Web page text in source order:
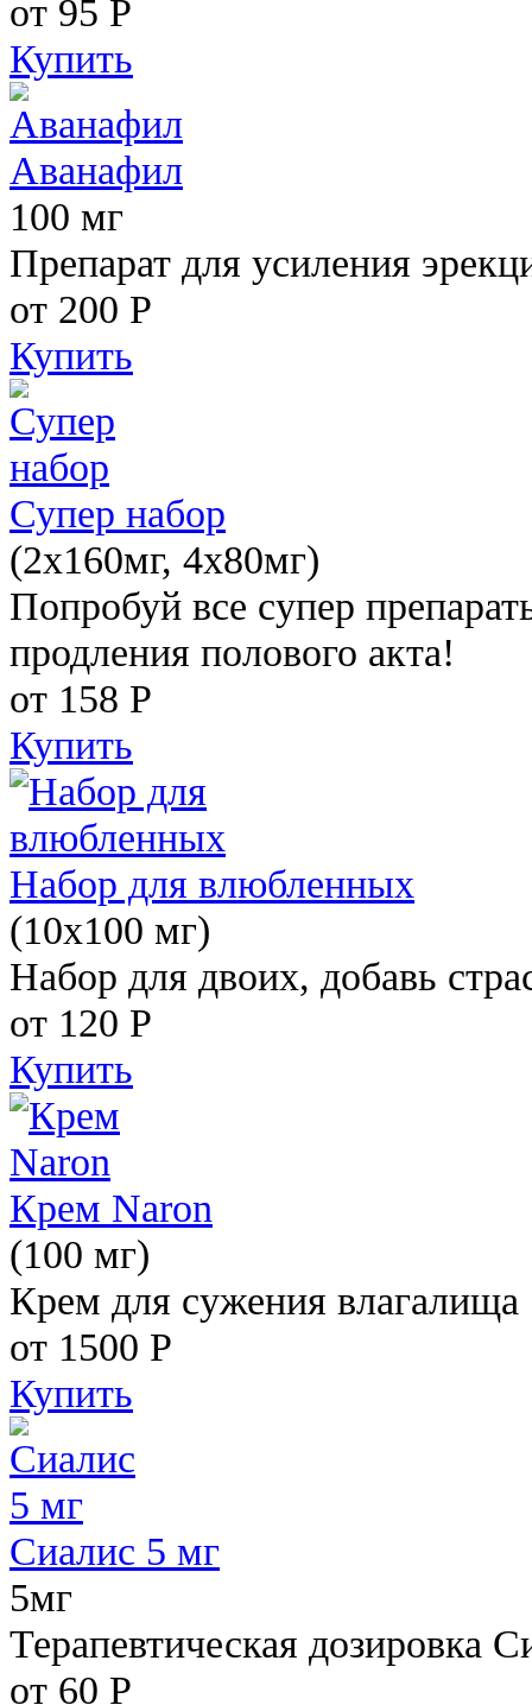
от 95 Р
Купить
Аванафил
100 мг
Препарат для усиления
от 200 Р
Купить
Супер набор
(2х160мг, 4х80мг)
Попробуй все супер
продления полового акта!
от 158 Р
Купить
Набор для влюбленных
(10х100 мг)
Набор для двоих, добавь
от 120 Р
Купить
Крем Naron
(100 мг)
Крем для сужения влагалища
от 1500 Р
Купить
Сиалис 5 мг
5мг
Терапевтическая дозировка
от 60 Р